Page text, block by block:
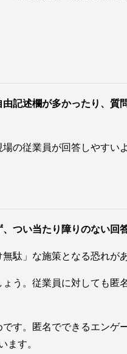
記述欄が多かったり、質
の従業員が回答しやすい
つい当たり障りのない回
駄」な施策となる恐れが
う。従業員に対しても匿
す。匿名でできるエンゲ
ます。